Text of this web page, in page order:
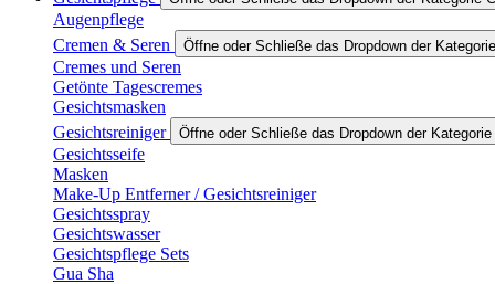
Augenpflege
Cremen & Seren
Öffne oder Schließe das Dropdown der
Cremes und Seren
Getönte Tagescremes
Gesichtsmasken
Gesichtsreiniger
Öffne oder Schließe das Dropdown der
Gesichtsseife
Masken
Make-Up Entferner / Gesichtsreiniger
Gesichtsspray
Gesichtswasser
Gesichtspflege Sets
Gua Sha